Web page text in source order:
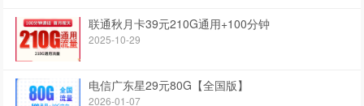
联通秋月卡39元210G通用+100分钟
2025-10-29
电信广东星29元80G【全国版】
2026-01-07